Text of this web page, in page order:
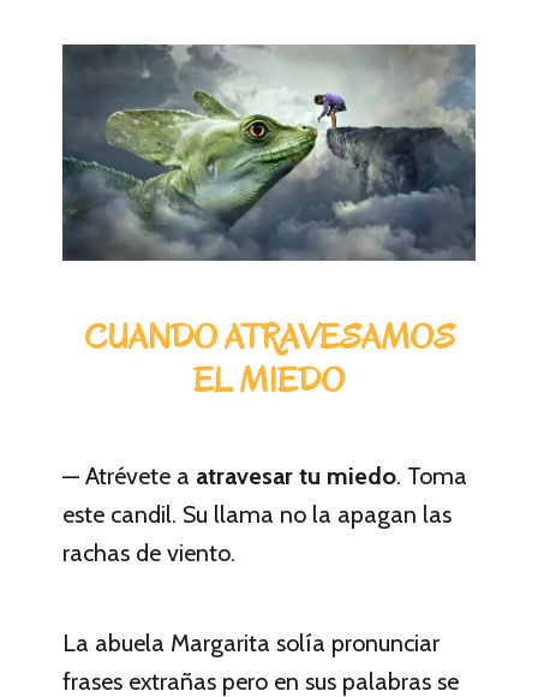
CUANDO ATRAVESAMOS
EL MIEDO
— Atrévete a atravesar tu miedo. Toma
este candil. Su llama no la apagan las
rachas de viento.
La abuela Margarita solía pronunciar
frases extrañas pero en sus palabras se